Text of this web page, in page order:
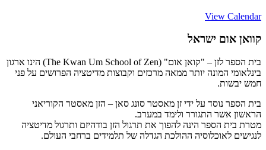
View Calendar
קוואן אום ישראל
בית הספר לזן – "קואן אום" (The Kwan Um School of Zen) הינו ארגון
בינלאומי המונה יותר ממאה מרכזים וקבוצות מדיטציה הפרושים על פני
חמש יבשות.
בית הספר נוסד על ידי זן מאסטר סונג סאן – הזן מאסטר הקוריאני
הראשון אשר התגורר ולימד במערב.
מטרת בית הספר הינה להפוך את תרגול הזן בודהיזם ותרגול מדיטציה
לנגישים לאוכלוסיה ההולכת הגדלה של תלמידים ברחבי העולם.